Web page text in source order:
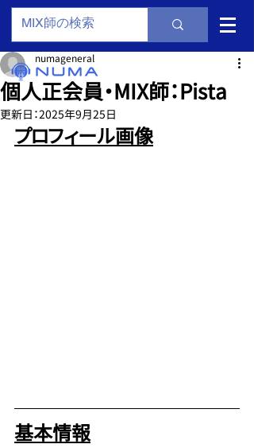
個人正会員・MIX師：Pista
numageneral
更新日：2025年9月25日
プロフィール画像
基本情報